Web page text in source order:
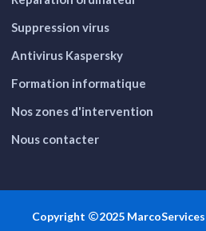
Suppression virus
Antivirus Kaspersky
Formation informatique
Nos zones d'intervention
Nous contacter
Copyright 2025